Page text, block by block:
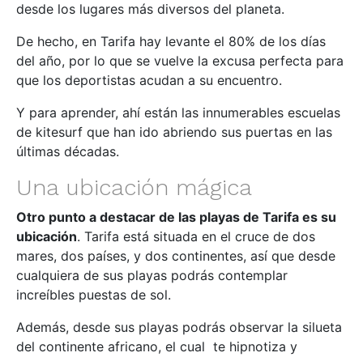
desde los lugares más diversos del planeta.
De hecho, en Tarifa hay levante el 80% de los días
del año, por lo que se vuelve la excusa perfecta para
que los deportistas acudan a su encuentro.
Y para aprender, ahí están las innumerables escuelas
de kitesurf que han ido abriendo sus puertas en las
últimas décadas.
Una ubicación mágica
Otro punto a destacar de las playas de Tarifa es su
ubicación. Tarifa está situada en el cruce de dos
mares, dos países, y dos continentes, así que desde
cualquiera de sus playas podrás contemplar
increíbles puestas de sol.
Además, desde sus playas podrás observar la silueta
del continente africano, el cual te hipnotiza y